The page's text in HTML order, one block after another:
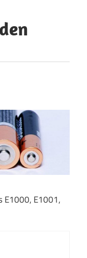
E1000, E1001,